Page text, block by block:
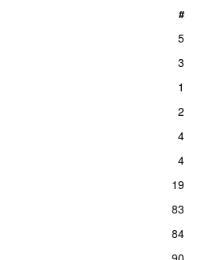
#
5
3
1
2
4
4
19
83
84